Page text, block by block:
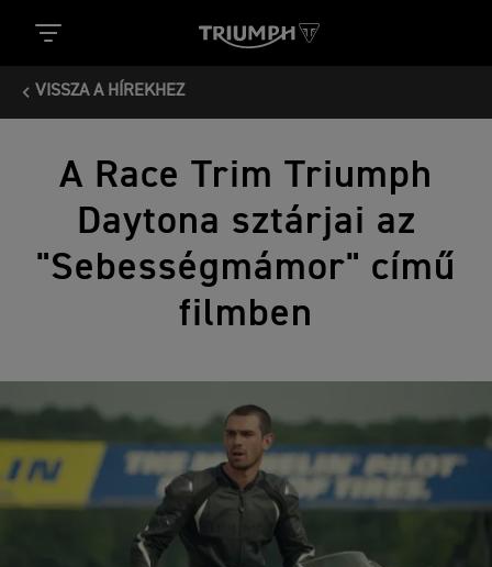
VISSZA A HÍREKHEZ
A Race Trim Triumph
Daytona sztárjai az
"Sebességmámor" című
filmben